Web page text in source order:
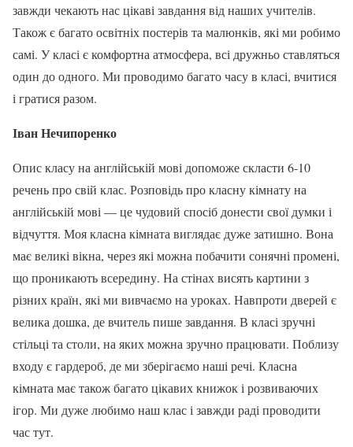
завжди чекають нас цікаві завдання від наших учителів.
Також є багато освітніх постерів та малюнків, які ми робимо
самі. У класі є комфортна атмосфера, всі дружньо ставляться
один до одного. Ми проводимо багато часу в класі, вчитися
і гратися разом.
Іван Нечипоренко
Опис класу на англійській мові допоможе скласти 6-10
речень про свій клас. Розповідь про класну кімнату на
англійській мові — це чудовий спосіб донести свої думки і
відчуття. Моя класна кімната виглядає дуже затишно. Вона
має великі вікна, через які можна побачити сонячні промені,
що проникають всередину. На стінах висять картини з
різних країн, які ми вивчаємо на уроках. Навпроти дверей є
велика дошка, де вчитель пише завдання. В класі зручні
стільці та столи, на яких можна зручно працювати. Поблизу
входу є гардероб, де ми зберігаємо наші речі. Класна
кімната має також багато цікавих книжок і розвиваючих
ігор. Ми дуже любимо наш клас і завжди раді проводити
час тут.